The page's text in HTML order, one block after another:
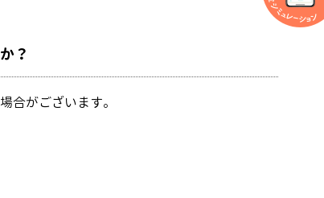
？
合がございます。